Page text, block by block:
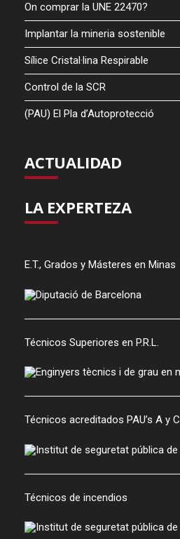
On comprar la UNE 22470?
Implantar la mineria sostenible
Sílice Cristal·lina Respirable
Control de la SCR
(PAU) El Pla d’Autoprotecció
ACTUALIDAD
LA EXPERTEZA
E.T., Grados y Másteres en Minas
Técnicos Superiores en P.R.L.
Técnicos acreditados PAU’s A y C
Técnicos de incendios